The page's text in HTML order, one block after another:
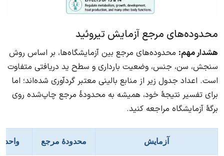
محدوده‌های مرجع آزمایش تیروئید
هشدار مهم: محدوده‌های مرجع بین آزمایشگاه‌ها، بر اساس روش
سنجش، سن، جنس، وضعیت بارداری و سطح ید دریافتی متفاوت
است. اعداد جدول زیر از منابع بالینی معتبر گردآوری شده‌اند؛ اما
برای تفسیر نتیجهٔ خود، همیشه به محدودهٔ مرجع چاپ‌شده روی
برگهٔ آزمایشگاه مراجعه کنید.
آزمایش محدودهٔ مرجع واحد